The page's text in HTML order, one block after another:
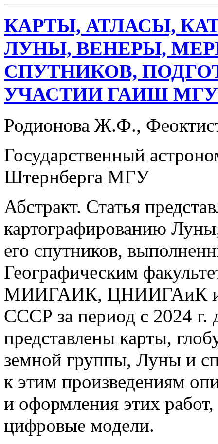
КАРТЫ, АТЛАСЫ,
ЛУНЫ, ВЕНЕРЫ,
СПУТНИКОВ,
УЧАСТИИ ГАИШ МГУ
Родионова Ж.Ф.,
Государственный
Штернберга МГУ
Абстракт. Статья
картографированию
его спутников,
Географическим
МИИГАИК, ЦНИИГАиК и
СССР за период с 2024 г.
представлены карты,
земной группы, Луны и
к этим произведениям
и оформления этих
цифровые модели.